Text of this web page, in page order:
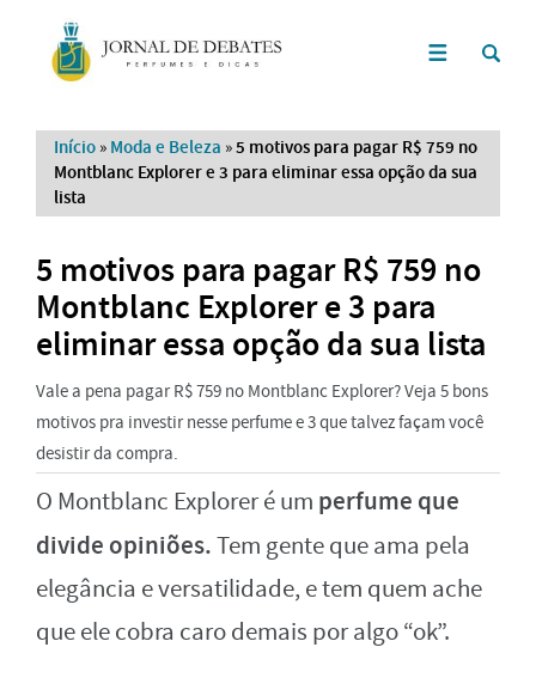
Início » Moda e Beleza »5 motivos para pagar R$ 759 no
Montblanc Explorer e 3 para eliminar essa opção da sua
lista
5 motivos para pagar R$ 759 no
Montblanc Explorer e 3 para
eliminar essa opção da sua lista
Vale a pena pagar R$ 759 no Montblanc Explorer? Veja 5 bons
motivos pra investir nesse perfume e 3 que talvez façam você
desistir da compra.
O Montblanc Explorer é um perfume que
divide opiniões.Tem gente que ama pela
elegância e versatilidade, e tem quem ache
que ele cobra caro demais por algo “ok”.